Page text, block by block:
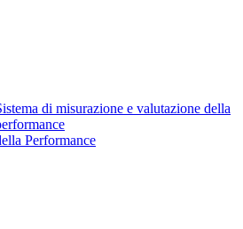
di misurazione e valutazione della
Performance